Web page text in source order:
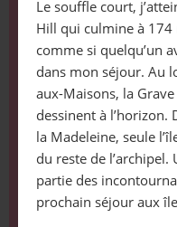
Le souffle court,
Hill qui culmine à 174
comme si quelqu’un
dans mon séjour. Au
aux-Maisons, la
dessinent à l’horizon.
la Madeleine, seule
du reste de l’archipel.
partie des
prochain séjour aux